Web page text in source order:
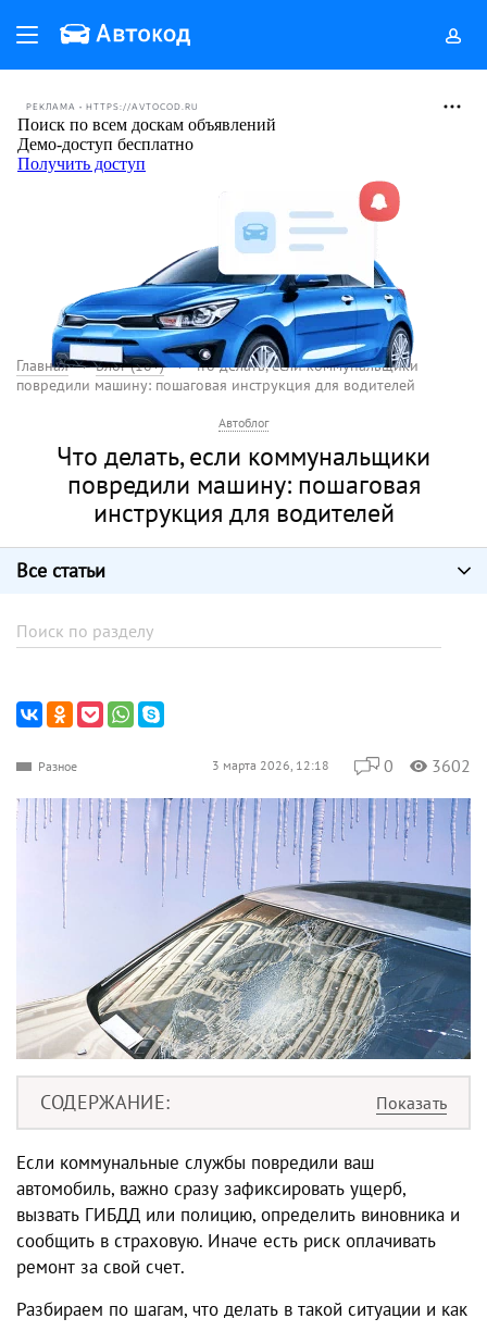
РЕКЛАМА • HTTPS://AVTOCOD.RU
Главная Блог (18+)
Что делать, если коммунальщики
повредили машину: пошаговая инструкция для водителей
Автоблог
Что делать, если коммунальщики
повредили машину: пошаговая
инструкция для водителей
Все статьи
Разное 3 марта 2026, 12:18 0 3602
СОДЕРЖАНИЕ
Если коммунальные службы повредили ваш
автомобиль, важно сразу зафиксировать ущерб,
вызвать ГИБДД или полицию, определить виновника и
сообщить в страховую. Иначе есть риск оплачивать
ремонт за свой счет.
Разбираем по шагам, что делать в такой ситуации и как